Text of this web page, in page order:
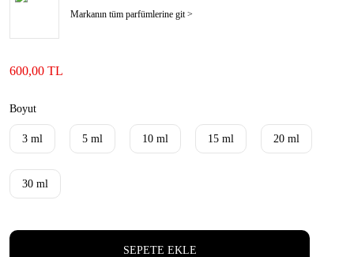
Markanın tüm parfümlerine git >
600,00 TL
Boyut
3 ml 5 ml 10 ml 15 ml 20 ml
30 ml
SEPETE EKLE